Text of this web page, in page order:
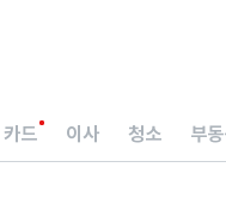
카드 이사 청소 부